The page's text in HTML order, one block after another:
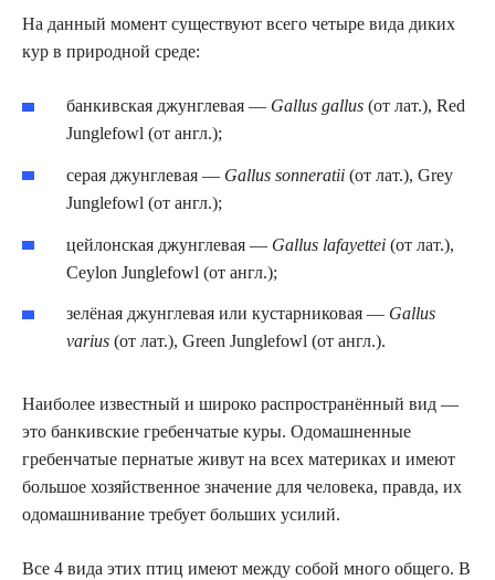
На данный момент существуют всего четыре вида диких
кур в природной среде:
банкивская джунглевая — Gallus gallus (от лат.), Red
Junglefowl (от англ.);
серая джунглевая — Gallus sonneratii (от лат.), Grey
Junglefowl (от англ.);
цейлонская джунглевая — Gallus lafayettei (от лат.),
Ceylon Junglefowl (от англ.);
зелёная джунглевая или кустарниковая — Gallus
varius (от лат.), Green Junglefowl (от англ.).
Наиболее известный и широко распространённый вид —
это банкивские гребенчатые куры. Одомашненные
гребенчатые пернатые живут на всех материках и имеют
большое хозяйственное значение для человека, правда, их
одомашнивание требует больших усилий.
Все 4 вида этих птиц имеют между собой много общего. В